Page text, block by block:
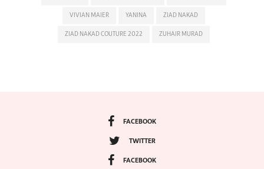
VIVIAN MAIER YANINA ZIAD NAKAD
ZIAD NAKAD COUTURE 2022 ZUHAIR MURAD
FACEBOOK
TWITTER
FACEBOOK